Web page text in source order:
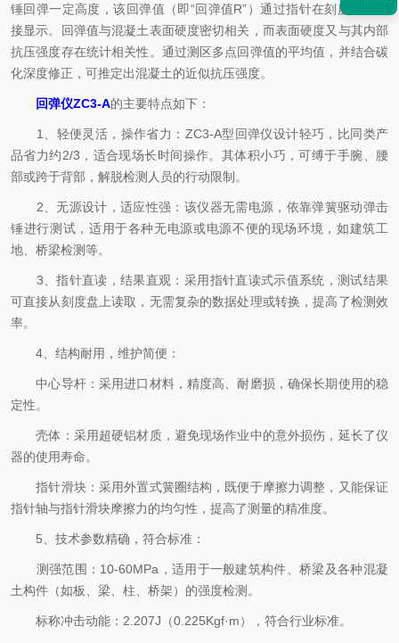
锤回弹一定高度，该回弹值（即“回弹值R”）通过指针在刻度尺上直
接显示。回弹值与混凝土表面硬度密切相关，而表面硬度又与其内部
抗压强度存在统计相关性。通过测区多点回弹值的平均值，并结合碳
化深度修正，可推定出混凝土的近似抗压强度。
回弹仪ZC3-A的主要特点如下：
1、轻便灵活，操作省力：ZC3-A型回弹仪设计轻巧，比同类产
品省力约2/3，适合现场长时间操作。其体积小巧，可缚于手腕、腰
部或跨于背部，解脱检测人员的行动限制。
2、无源设计，适应性强：该仪器无需电源，依靠弹簧驱动弹击
锤进行测试，适用于各种无电源或电源不便的现场环境，如建筑工
地、桥梁检测等。
3、指针直读，结果直观：采用指针直读式示值系统，测试结果
可直接从刻度盘上读取，无需复杂的数据处理或转换，提高了检测效
率。
4、结构耐用，维护简便：
中心导杆：采用进口材料，精度高、耐磨损，确保长期使用的稳
定性。
壳体：采用超硬铝材质，避免现场作业中的意外损伤，延长了仪
器的使用寿命。
指针滑块：采用外置式簧圈结构，既便于摩擦力调整，又能保证
指针轴与指针滑块摩擦力的均匀性，提高了测量的精准度。
5、技术参数精确，符合标准：
测强范围：10-60MPa，适用于一般建筑构件、桥梁及各种混凝
土构件（如板、梁、柱、桥架）的强度检测。
标称冲击动能：2.207J（0.225Kgf·m），符合行业标准。